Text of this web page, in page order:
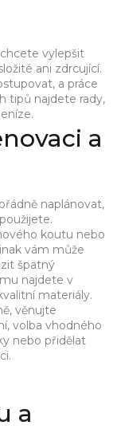
vylepšit
ani zdrcující.
a práce
tipů najdete rady,
a
naplánovat,
koutu nebo
vám může
špatný
najdete v
materiály.
věnujte
volba vhodného
nebo přidělat
a